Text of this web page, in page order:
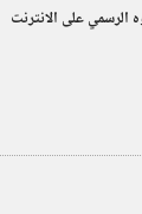
‏‎١٥‏ ‏‎نيسان/
الرسمي على الانترنت